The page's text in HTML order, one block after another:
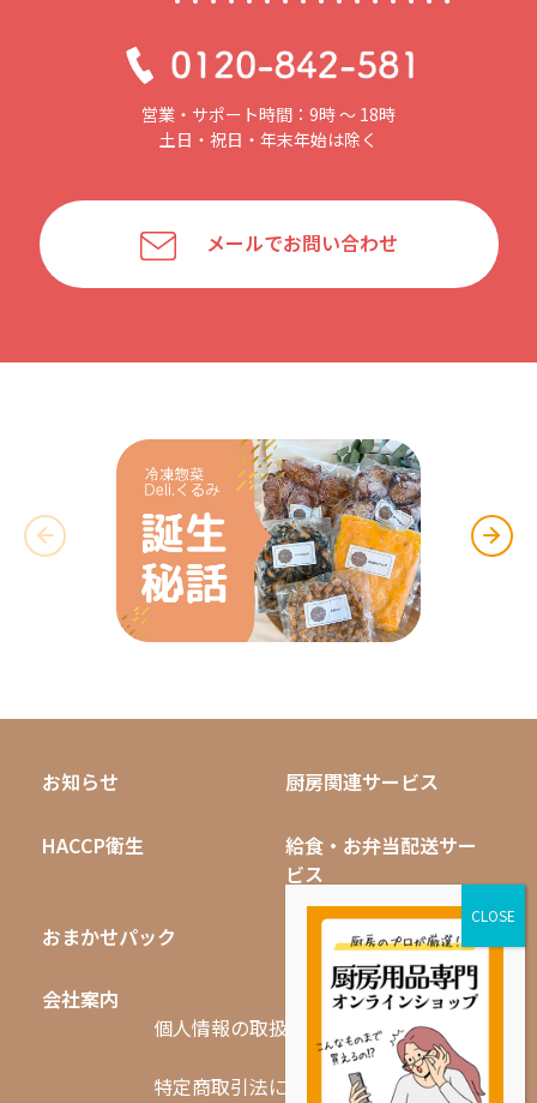
営業・サポート時間：9時 〜 18時
土日・祝日・年末年始は除く
メールでお問い合わせ
お知らせ 厨房関連サービス
HACCP衛生
給食・お弁当配送サー
ビス
おまかせパック 無料キャンペーン
会社案内
採用情報
個人情報の取扱いについて
特定商取引法に基づく表記